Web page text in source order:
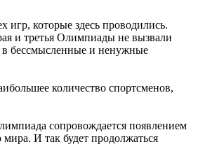
которые здесь проводились.
и третья Олимпиады не вызвали
в бессмысленные и ненужные
количество спортсменов,
сопровождается появлением
И так будет продолжаться